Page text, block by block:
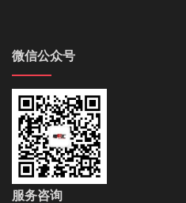
微信公众号
服务咨询